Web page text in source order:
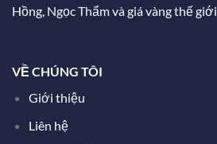
Hồng, Ngọc Thẩm và giá vàng thế giới
VỀ CHÚNG TÔI
Giới thiệu
Liên hệ